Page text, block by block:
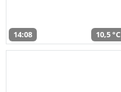
14:08 10,5 °C